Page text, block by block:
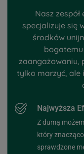
Nasz
specjalizuje się
środków
bogatemu
zaangażowaniu,
tylko marzyć, ale
Najwyższa
Z dumą
który
sprawdzone